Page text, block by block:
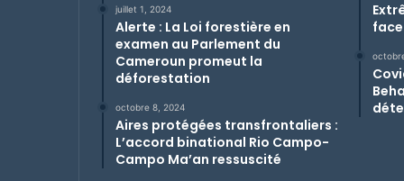
juillet 1, 2024
Alerte : La Loi forestière en
examen au Parlement du
Cameroun promeut la
déforestation
octobre 8, 2024
Aires protégées transfrontaliers :
L’accord binational Rio Campo-
Campo Ma’an ressuscité